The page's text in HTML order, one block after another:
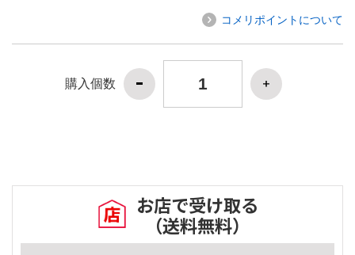
コメリポイントについて
購入個数
お店で受け取る
（送料無料）